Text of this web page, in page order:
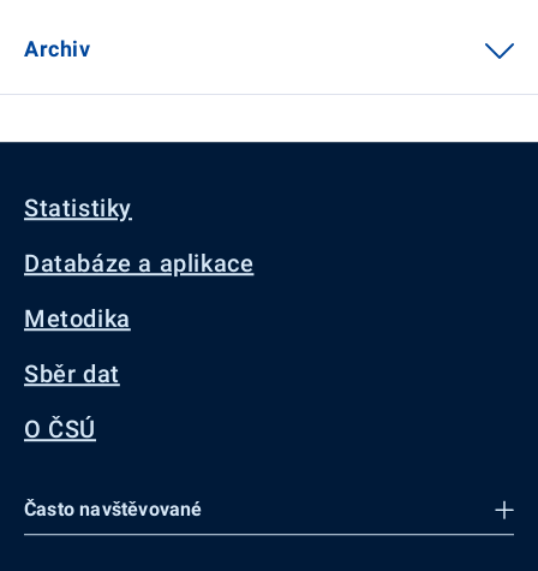
Archiv
Statistiky
Databáze a aplikace
Metodika
Sběr dat
O ČSÚ
Často navštěvované